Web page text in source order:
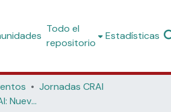
Todo el
repositorio
Estadísticas
Jornadas CRAI
02ª Jornadas CRAI: Nuevos espacios arquitectónicos para el apoyo a la innovación docente (Universidad de Deusto, 2004)